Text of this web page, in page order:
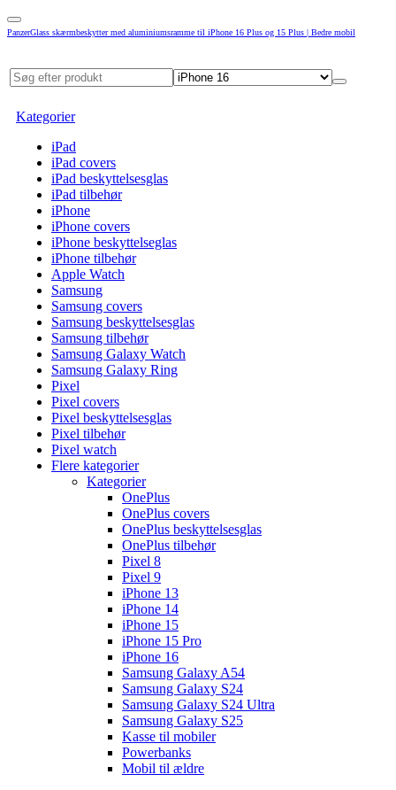
PanzerGlass skærmbeskytter med aluminiumsramme til iPhone 16 Plus og 15 Plus | Bedre mobil
Kategorier
iPad
iPad covers
iPad beskyttelsesglas
iPad tilbehør
iPhone
iPhone covers
iPhone beskyttelseglas
iPhone tilbehør
Apple Watch
Samsung
Samsung covers
Samsung beskyttelsesglas
Samsung tilbehør
Samsung Galaxy Watch
Samsung Galaxy Ring
Pixel
Pixel covers
Pixel beskyttelsesglas
Pixel tilbehør
Pixel watch
Flere kategorier
Kategorier
OnePlus
OnePlus covers
OnePlus beskyttelsesglas
OnePlus tilbehør
Pixel 8
Pixel 9
iPhone 13
iPhone 14
iPhone 15
iPhone 15 Pro
iPhone 16
Samsung Galaxy A54
Samsung Galaxy S24
Samsung Galaxy S24 Ultra
Samsung Galaxy S25
Kasse til mobiler
Powerbanks
Mobil til ældre